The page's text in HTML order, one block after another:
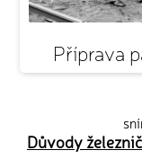
Příprava
Důvody